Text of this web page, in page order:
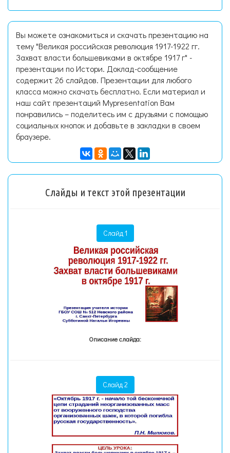
Вы можете ознакомиться и скачать презентацию на
тему "Великая российская революция 1917-1922 гг.
Захват власти большевиками в октябре 1917 г" -
презентации по Истори. Доклад-сообщение
содержит 26 слайдов. Презентации для любого
класса можно скачать бесплатно. Если материал и
наш сайт презентаций Mypresentation Вам
понравились – поделитесь им с друзьями с помощью
социальных кнопок и добавьте в закладки в своем
браузере.
Слайды и текст этой презентации
Слайд 1
Описание слайда:
Слайд 2